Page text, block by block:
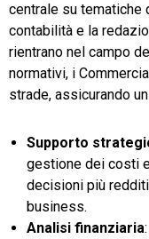
centrale su tematiche
contabilità e la
rientrano nel campo
normativi, i
strade, assicurando
Supporto
gestione dei costi
decisioni più
business.
Analisi finanziaria